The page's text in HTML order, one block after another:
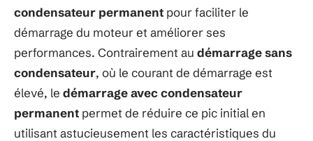
condensateur permanent pour faciliter le
démarrage du moteur et améliorer ses
performances. Contrairement au démarrage sans
condensateur, où le courant de démarrage est
élevé, le démarrage aveccondensateur
permanent permet de réduire ce pic initial en
utilisant astucieusement les caractéristiques du